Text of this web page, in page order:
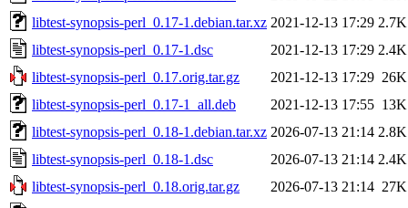
libtest-synopsis-perl_0.17-1.debian.tar.xz 2021-12-13 17:29 2.7K
libtest-synopsis-perl_0.17-1.dsc
2021-12-13 17:29 2.4K
libtest-synopsis-perl_0.17.orig.tar.gz
2021-12-13 17:29 26K
libtest-synopsis-perl_0.17-1_all.deb
2021-12-13 17:55 13K
libtest-synopsis-perl_0.18-1.debian.tar.xz 2026-07-13 21:14 2.8K
libtest-synopsis-perl_0.18-1.dsc
2026-07-13 21:14 2.4K
libtest-synopsis-perl_0.18.orig.tar.gz
2026-07-13 21:14 27K